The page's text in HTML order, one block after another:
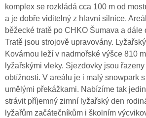
komplex se rozkládá cca 100 m od
a je dobře viditelný z hlavní silnice.
běžecké tratě po CHKO Šumava a dále
Tratě jsou strojově upravovány.
Kovárnou leží v nadmořské výšce 810
lyžařskými vleky. Sjezdovky jsou
obtížnosti. V areálu je i malý snowpark
umělými překážkami. Nabízíme tak
strávit příjemný zimní lyžařský den
lyžařům začátečníkům i školním